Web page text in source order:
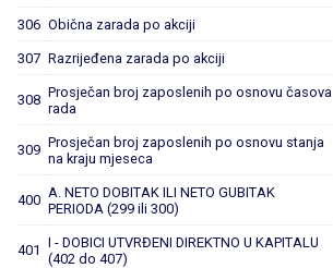
306 Obična zarada po akciji
307 Razrijeđena zarada po akciji
308 Prosječan broj zaposlenih po osnovu časova
rada
309 Prosječan broj zaposlenih po osnovu stanja
na kraju mjeseca
400 A. NETO DOBITAK ILI NETO GUBITAK
PERIODA (299 ili 300)
401 I - DOBICI UTVRĐENI DIREKTNO U KAPITALU
(402 do 407)